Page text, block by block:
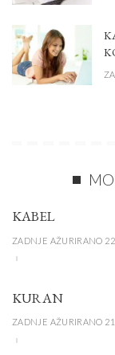
KABEL
ZADNJE AŽURIRANO
KURAN
ZADNJE AŽURIRANO